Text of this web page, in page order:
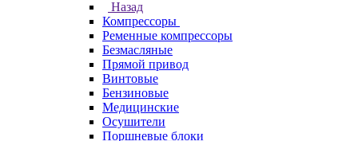
Назад
Компрессоры
Ременные компрессоры
Безмасляные
Прямой привод
Винтовые
Бензиновые
Медицинские
Осушители
Поршневые блоки